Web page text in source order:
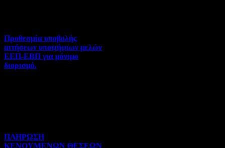
Προθεσμία υποβολής
αιτήσεων υποψήφιων μελών
ΕΕΠ-ΕΒΠ για μόνιμο
διορισμό.
ΠΛΗΡΩΣΗ
ΚΕΝΟΥΜΕΝΩΝ ΘΕΣΕΩΝ